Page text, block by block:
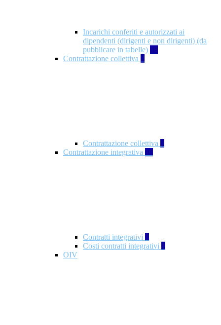
Incarichi conferiti e autorizzati ai
dipendenti (dirigenti e non dirigenti) (da
pubblicare in tabelle) 18
Contrattazione collettiva 2
Contrattazione collettiva 2
Contrattazione integrativa 10
Contratti integrativi 3
Costi contratti integrativi 1
OIV